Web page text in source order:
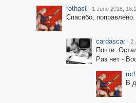
rothast · 1 June 2018,
Спасибо, поправлено.
cardascar · 2
Почти.
Раз нет -
В